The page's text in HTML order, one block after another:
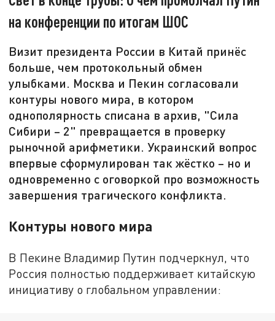
на конференции по итогам ШОС
Визит президента России в Китай принёс
больше, чем протокольный обмен
улыбками. Москва и Пекин согласовали
контуры нового мира, в котором
однополярность списана в архив, "Сила
Сибири – 2" превращается в проверку
рыночной арифметики. Украинский вопрос
впервые сформулирован так жёстко – но и
одновременно с оговоркой про возможность
завершения трагического конфликта.
Контуры нового мира
В Пекине Владимир Путин подчеркнул, что
Россия полностью поддерживает китайскую
инициативу о глобальном управлении: